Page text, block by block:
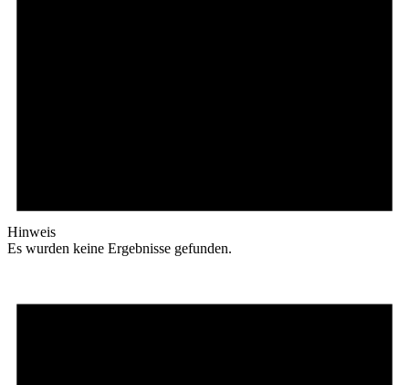
Hinweis
Es wurden keine Ergebnisse gefunden.